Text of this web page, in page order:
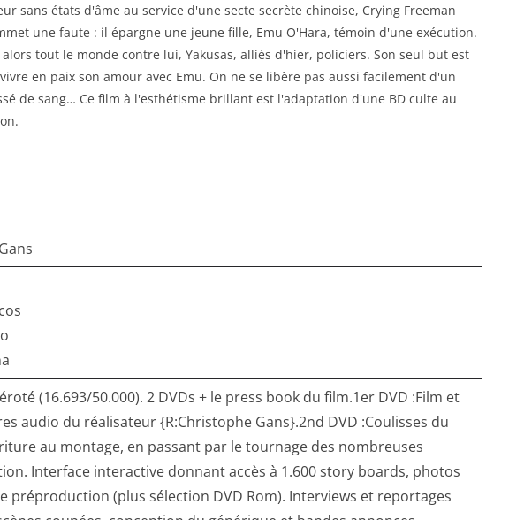
sans états d'âme au service d'une secte secrète chinoise, Crying Freeman
une faute : il épargne une jeune fille, Emu O'Hara, témoin d'une exécution.
alors tout le monde contre lui, Yakusas, alliés d'hier, policiers. Son seul but est
en paix son amour avec Emu. On ne se libère pas aussi facilement d'un
de sang… Ce film à l'esthétisme brillant est l'adaptation d'une BD culte au
(16.693/50.000). 2 DVDs + le press book du film.1er DVD :Film et
audio du réalisateur {R:Christophe Gans}.2nd DVD :Coulisses du
au montage, en passant par le tournage des nombreuses
Interface interactive donnant accès à 1.600 story boards, photos
préproduction (plus sélection DVD Rom). Interviews et reportages